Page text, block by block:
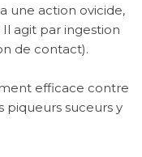
une action ovicide,
agit par ingestion
de contact).
efficace contre
piqueurs suceurs y